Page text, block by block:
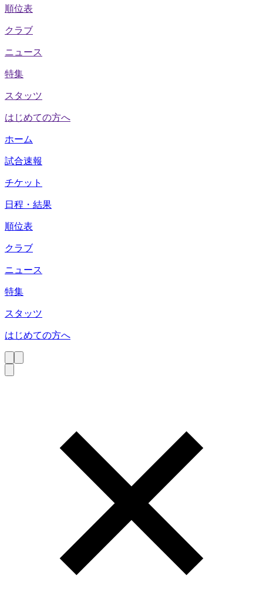
順位表
クラブ
ニュース
特集
スタッツ
はじめての方へ
ホーム
試合速報
チケット
日程・結果
順位表
クラブ
ニュース
特集
スタッツ
はじめての方へ